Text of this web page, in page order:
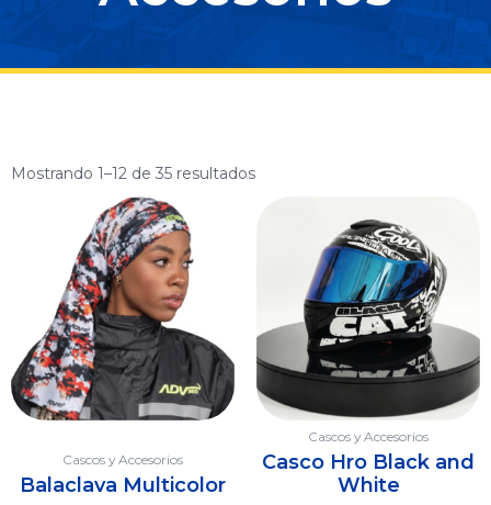
Mostrando 1–12 de 35 resultados
Cascos y Accesorios
Balaclava Multicolor
Cascos y Accesorios
Casco Hro Black and
White